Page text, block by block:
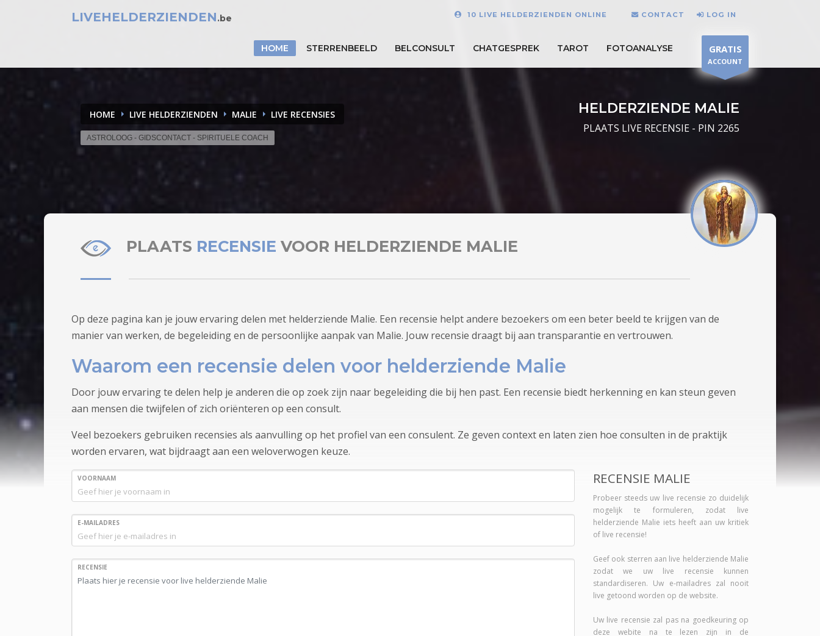
LIVEHELDERZIENDEN.be 10 LIVE HELDERZIENDEN ONLINE CONTACT LOG IN
HOME STERRENBEELD BELCONSULT CHATGESPREK TAROT FOTOANALYSE GRATIS
ACCOUNT
HOME LIVE HELDERZIENDEN MALIE LIVE RECENSIES
ASTROLOOG - GIDSCONTACT - SPIRITUELE COACH
HELDERZIENDE MALIE
PLAATS LIVE RECENSIE - PIN 2265
PLAATS RECENSIE VOOR HELDERZIENDE MALIE
Op deze pagina kan je jouw ervaring delen met helderziende Malie. Een recensie helpt andere bezoekers om een beter beeld te krijgen van de
manier van werken, de begeleiding en de persoonlijke aanpak van Malie. Jouw recensie draagt bij aan transparantie en vertrouwen.
Waarom een recensie delen voor helderziende Malie
Door jouw ervaring te delen help je anderen die op zoek zijn naar begeleiding die bij hen past. Een recensie biedt herkenning en kan steun geven
aan mensen die twijfelen of zich oriënteren op een consult.
Veel bezoekers gebruiken recensies als aanvulling op het profiel van een consulent. Ze geven context en laten zien hoe consulten in de praktijk
worden ervaren, wat bijdraagt aan een weloverwogen keuze.
VOORNAAM
E-MAILADRES
RECENSIE
RECENSIE MALIE
Probeer steeds uw live recensie zo duidelijk
mogelijk te formuleren, zodat live
helderziende Malie iets heeft aan uw kritiek
of live recensie!
Geef ook sterren aan live helderziende Malie
zodat we uw live recensie kunnen
standardiseren. Uw e-mailadres zal nooit
live getoond worden op de website.
Uw live recensie zal pas na goedkeuring op
deze webite na te lezen zijn in de